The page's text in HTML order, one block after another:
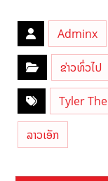
Adminx
ຂ່າວທົ່ວໄປ
Tyler
ລາວເອັກ